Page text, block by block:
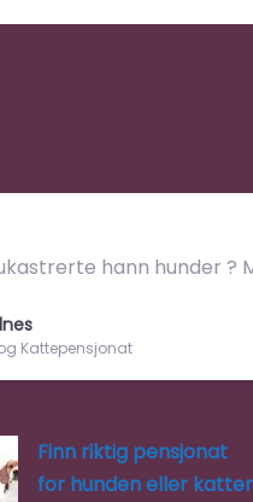
hann hunder ?
Kattepensjonat
Finn riktig pensjonat
for hunden eller